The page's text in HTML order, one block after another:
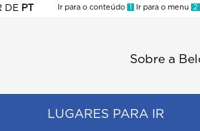
DE PT
Ir para o conteúdo 1 Ir para o menu 2
Sobre a
LUGARES PARA IR